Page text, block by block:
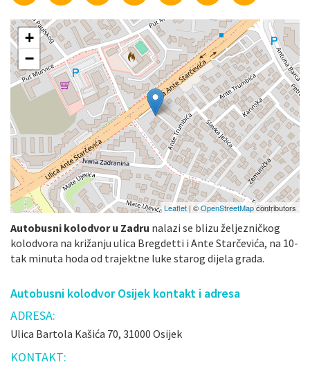
+
−
Leaflet | ©OpenStreetMapcontributors
Autobusni kolodvor u Zadru nalazi se blizu željezničkog
kolodvora na križanju ulica Bregdetti i Ante Starčevića, na 10-
tak minuta hoda od trajektne luke starog dijela grada.
Autobusni kolodvor Osijek kontakt i adresa
ADRESA:
Ulica Bartola Kašića 70, 31000 Osijek
KONTAKT: